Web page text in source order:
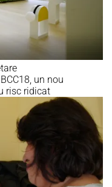
un nou
risc ridicat